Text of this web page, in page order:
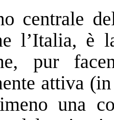
centrale
l’Italia, è
pur
attiva
una